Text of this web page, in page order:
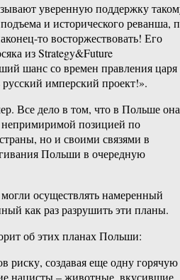
уверенную поддержку
и исторического реванша,
то восторжествовать! Его
из Strategy&Future
шанс со времен правления царя
имперский проект!».
Все дело в том, что в Польше она
непримиримой позицией по
но и своими связями в
Польши в очередную
осуществлять намеренный
как раз разрушить эти планы.
об этих планах Польши:
риску, создавая еще одну горячую